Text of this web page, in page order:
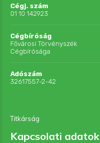
Cégj. szám
01 10 142923
Cégbíróság
Fővárosi Törvényszék
Cégbírósága
Adószám
32617557-2-42
Titkárság
Kapcsolati adatok